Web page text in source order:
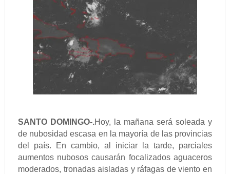
SANTO DOMINGO-.Hoy, la mañana será soleada y
de nubosidad escasa en la mayoría de las provincias
del país. En cambio, al iniciar la tarde, parciales
aumentos nubosos causarán focalizados aguaceros
moderados, tronadas aisladas y ráfagas de viento en